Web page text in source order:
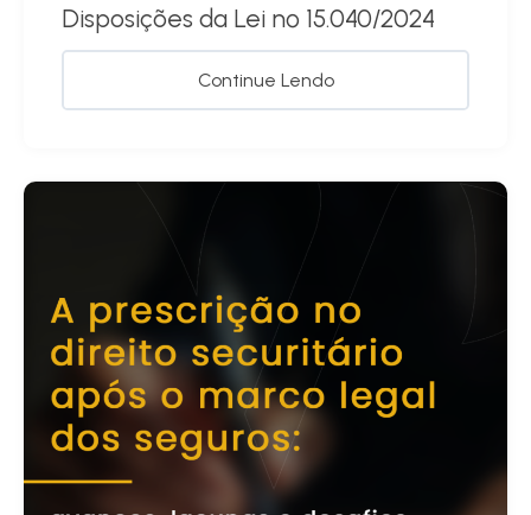
Disposições da Lei nº 15.040/2024
Continue Lendo